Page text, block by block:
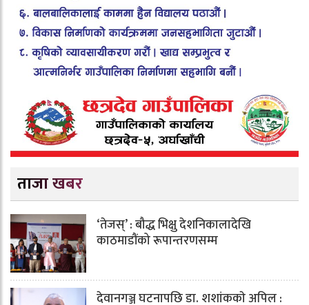
ताजा खबर
‘तेजस्’ : बौद्ध भिक्षु देशनिकालादेखि
काठमाडौंको रूपान्तरणसम्म
देवानगञ्ज घटनापछि डा. शशांककाे अपिल :